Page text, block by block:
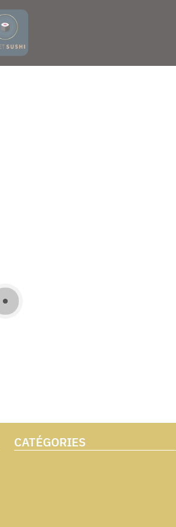
CATÉGORIES